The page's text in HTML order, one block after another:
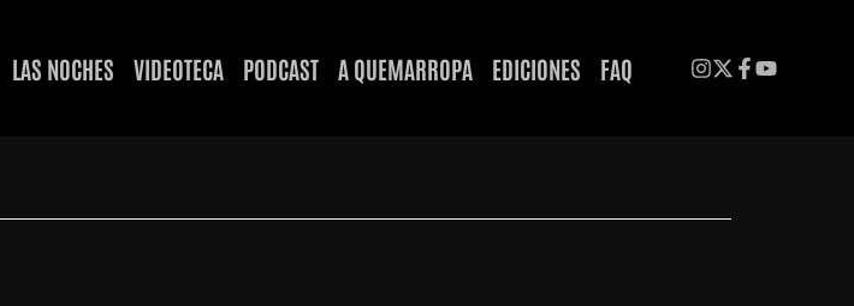
LAS NOCHES VIDEOTECA PODCAST A QUEMARROPA EDICIONES FAQ